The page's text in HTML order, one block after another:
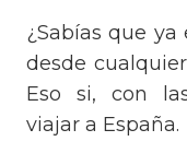
¿Sabías que
desde
Eso si, con
viajar a España.